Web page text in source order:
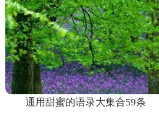
通用甜蜜的语录大集合59条